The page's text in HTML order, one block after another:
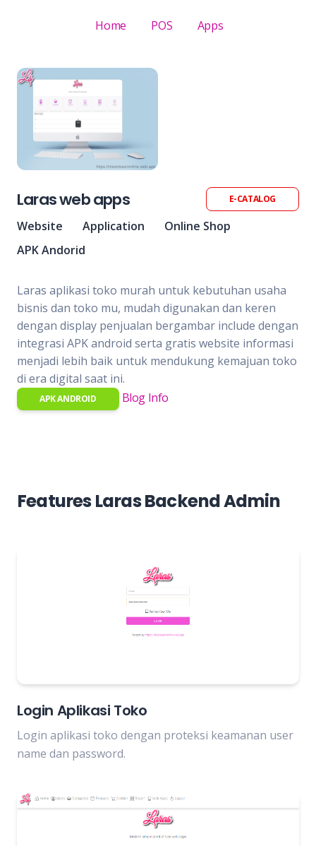
Home POS Apps
Laras web apps E-CATALOG
Website Application
Online Shop
APK Andorid
Laras aplikasi toko murah untuk kebutuhan usaha
bisnis dan toko mu, mudah digunakan dan keren
dengan display penjualan bergambar include dengan
integrasi APK android serta gratis website informasi
menjadi lebih baik untuk mendukung kemajuan toko
di era digital saat ini.
APK ANDROID Blog Info
Features Laras Backend Admin
Login Aplikasi Toko
Login aplikasi toko dengan proteksi keamanan user
name dan password.